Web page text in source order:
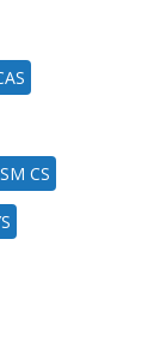
CS